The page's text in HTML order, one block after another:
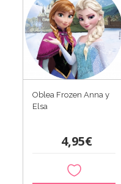
Oblea Frozen Anna y
Elsa
4,95€